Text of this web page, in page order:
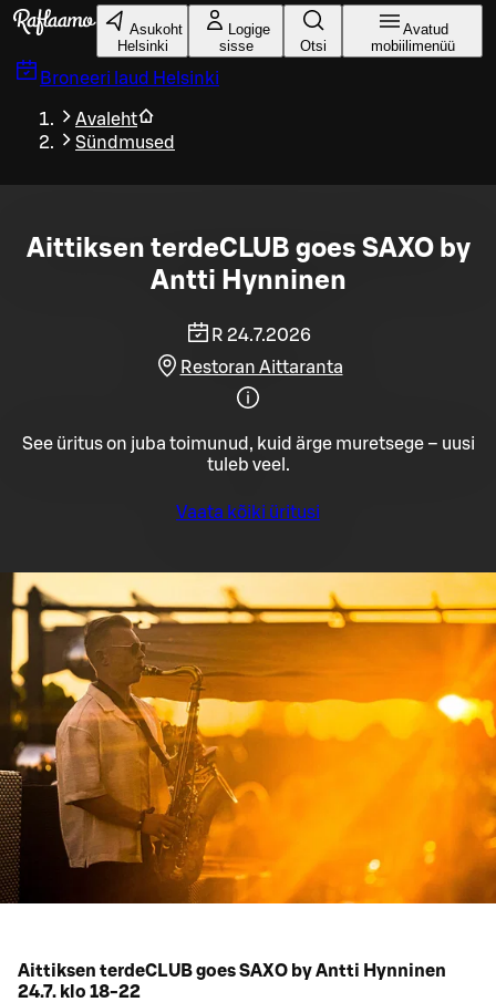
Liigu peamise sisu juurde
Asukoht
Helsinki
Logige
sisse
Otsi
Avatud
mobiilimenüü
Broneeri laud Helsinki
Avaleht
Sündmused
Aittiksen terdeCLUB goes SAXO by
Antti Hynninen
R 24.7.2026
Restoran Aittaranta
See üritus on juba toimunud, kuid ärge muretsege – uusi
tuleb veel.
Vaata kõiki üritusi
Aittiksen terdeCLUB goes SAXO by Antti Hynninen
24.7. klo 18-22